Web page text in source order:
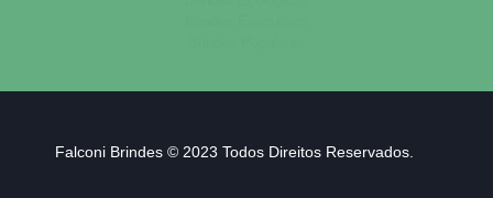
Falconi Brindes © 2023 Todos Direitos Reservados.